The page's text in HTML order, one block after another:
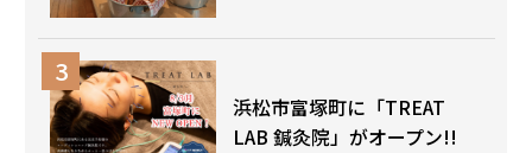
浜松市富塚町に「TREAT
LAB 鍼灸院」がオープン!!